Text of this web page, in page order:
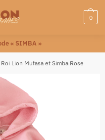
0
« SIMBA »
Lion Mufasa et Simba Rose